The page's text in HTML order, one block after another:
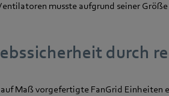
musste aufgrund seiner
durch
Maß vorgefertigte FanGrid Einheiten